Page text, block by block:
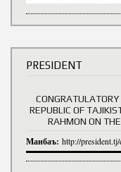
PRESIDENT
REPUBLIC OF
RAHMON ON
Манбаъ: http://